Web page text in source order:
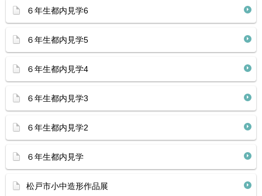
６年生都内見学6
６年生都内見学5
６年生都内見学4
６年生都内見学3
６年生都内見学2
６年生都内見学
松戸市小中造形作品展